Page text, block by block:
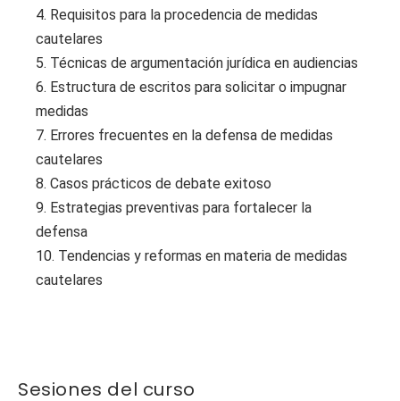
4. Requisitos para la procedencia de medidas
cautelares
5. Técnicas de argumentación jurídica en audiencias
6. Estructura de escritos para solicitar o impugnar
medidas
7. Errores frecuentes en la defensa de medidas
cautelares
8. Casos prácticos de debate exitoso
9. Estrategias preventivas para fortalecer la
defensa
10. Tendencias y reformas en materia de medidas
cautelares
Sesiones del curso